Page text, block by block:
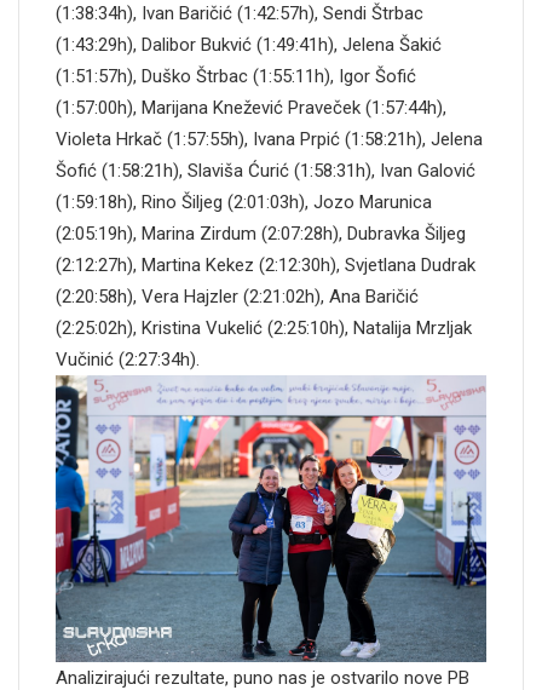
(1:38:34h), Ivan Baričić (1:42:57h), Sendi Štrbac
(1:43:29h), Dalibor Bukvić (1:49:41h), Jelena Šakić
(1:51:57h), Duško Štrbac (1:55:11h), Igor Šofić
(1:57:00h), Marijana Knežević Praveček (1:57:44h),
Violeta Hrkač (1:57:55h), Ivana Prpić (1:58:21h), Jelena
Šofić (1:58:21h), Slaviša Ćurić (1:58:31h), Ivan Galović
(1:59:18h), Rino Šiljeg (2:01:03h), Jozo Marunica
(2:05:19h), Marina Zirdum (2:07:28h), Dubravka Šiljeg
(2:12:27h), Martina Kekez (2:12:30h), Svjetlana Dudrak
(2:20:58h), Vera Hajzler (2:21:02h), Ana Baričić
(2:25:02h), Kristina Vukelić (2:25:10h), Natalija Mrzljak
Vučinić (2:27:34h).
Analizirajući rezultate, puno nas je ostvarilo nove PB